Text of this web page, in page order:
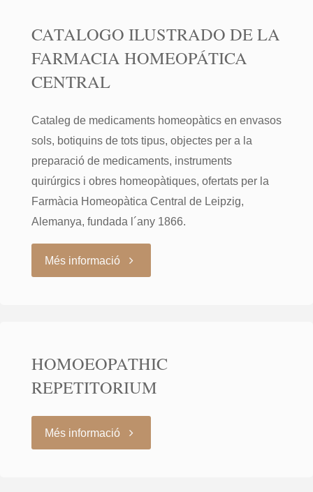
CATALOGO ILUSTRADO DE LA
FARMACIA HOMEOPÁTICA
CENTRAL
Cataleg de medicaments homeopàtics en envasos
sols, botiquins de tots tipus, objectes per a la
preparació de medicaments, instruments
quirúrgics i obres homeopàtiques, ofertats per la
Farmàcia Homeopàtica Central de Leipzig,
Alemanya, fundada l´any 1866.
Més informació"CATALOGO
LA
FARMACIA
HOMOEOPATHIC
REPETITORIUM
Més informació"HOMOEOPATHIC